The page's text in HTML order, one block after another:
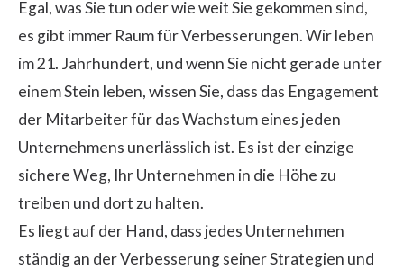
Egal, was Sie tun oder wie weit Sie gekommen sind,
es gibt immer Raum für Verbesserungen. Wir leben
im 21. Jahrhundert, und wenn Sie nicht gerade unter
einem Stein leben, wissen Sie, dass das Engagement
der Mitarbeiter für das Wachstum eines jeden
Unternehmens unerlässlich ist. Es ist der einzige
sichere Weg, Ihr Unternehmen in die Höhe zu
treiben und dort zu halten.
Es liegt auf der Hand, dass jedes Unternehmen
ständig an der Verbesserung seiner Strategien und